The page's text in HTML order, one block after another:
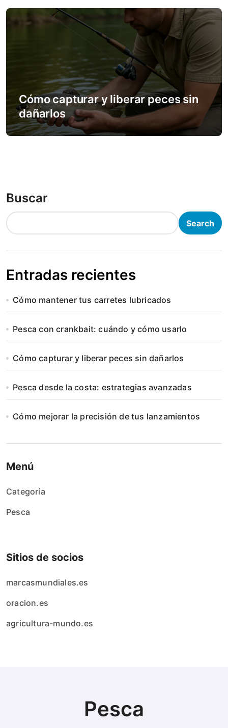
Cómo capturar y liberar peces sin
dañarlos
Buscar
Search
Entradas recientes
Cómo mantener tus carretes lubricados
Pesca con crankbait: cuándo y cómo usarlo
Cómo capturar y liberar peces sin dañarlos
Pesca desde la costa: estrategias avanzadas
Cómo mejorar la precisión de tus lanzamientos
Menú
Categoría
Pesca
Sitios de socios
marcasmundiales.es
oracion.es
agricultura-mundo.es
Pesca